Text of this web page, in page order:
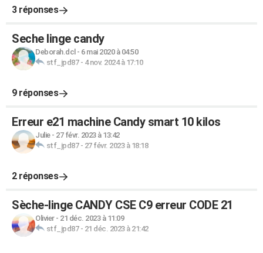
3 réponses
Seche linge candy
Deborah.dcl - 6 mai 2020 à 04:50
stf_jpd87- 4 nov. 2024 à 17:10
9 réponses
Erreur e21 machine Candy smart 10 kilos
Julie- 27 févr. 2023 à 13:42
stf_jpd87- 27 févr. 2023 à 18:18
2 réponses
Sèche-linge CANDY CSE C9 erreur CODE 21
Olivier- 21 déc. 2023 à 11:09
stf_jpd87- 21 déc. 2023 à 21:42